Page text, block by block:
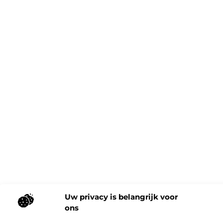
Uw privacy is belangrijk voor
ons